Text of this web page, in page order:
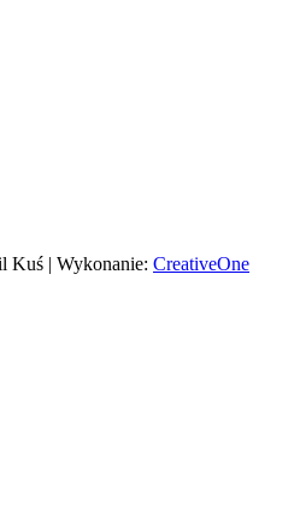
Kuś | Wykonanie: CreativeOne